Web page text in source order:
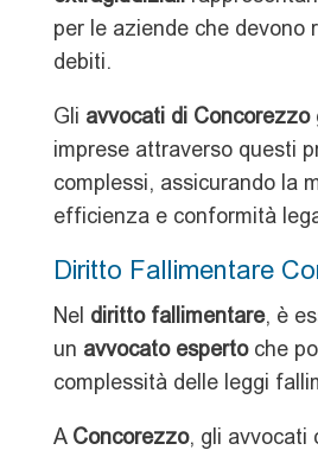
per le aziende che devono
debiti.
Gli avvocati di Concorezzo
imprese attraverso questi
complessi, assicurando la
efficienza e conformità
Diritto Fallimentare
Nel diritto fallimentare, è
un avvocato espertoche
complessità delle leggi
A Concorezzo, gli avvocati